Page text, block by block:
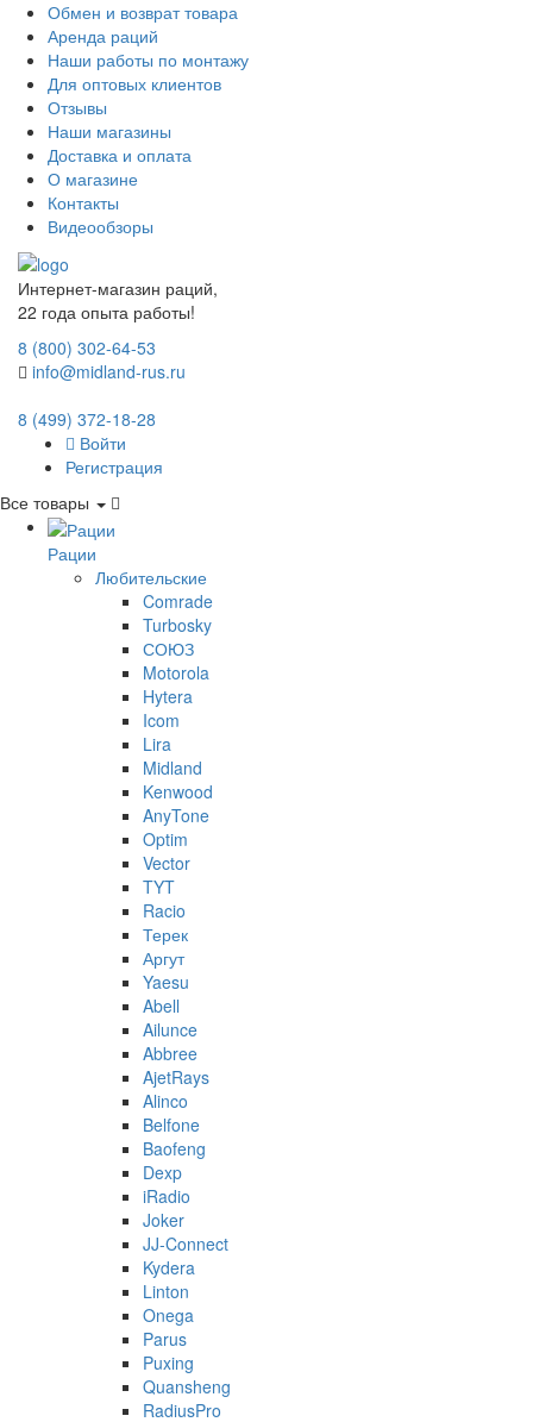
Обмен и возврат товара
Аренда раций
Наши работы по монтажу
Для оптовых клиентов
Отзывы
Наши магазины
Доставка и оплата
О магазине
Контакты
Видеообзоры
Интернет-магазин раций,
22 года опыта работы!
8 (800) 302-64-53
info@midland-rus.ru
8 (499) 372-18-28
Войти
Регистрация
Все товары
Рации
Любительские
Comrade
Turbosky
СОЮЗ
Motorola
Hytera
Icom
Lira
Midland
Kenwood
AnyTone
Optim
Vector
TYT
Racio
Терек
Аргут
Yaesu
Abell
Ailunce
Abbree
AjetRays
Alinco
Belfone
Baofeng
Dexp
iRadio
Joker
JJ-Connect
Kydera
Linton
Onega
Parus
Puxing
Quansheng
RadiusPro